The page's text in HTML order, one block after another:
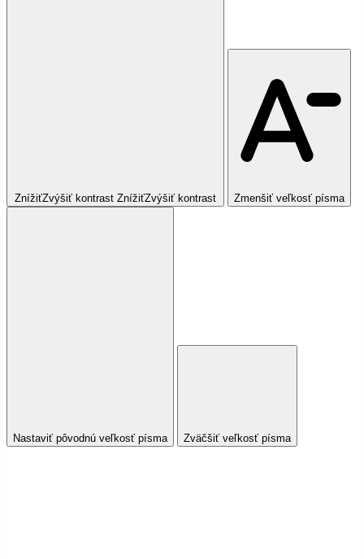
ZnížiťZvýšiť kontrast ZnížiťZvýšiť kontrast Zmenšiť veľkosť písma
Nastaviť pôvodnú veľkosť písma Zväčšiť veľkosť písma